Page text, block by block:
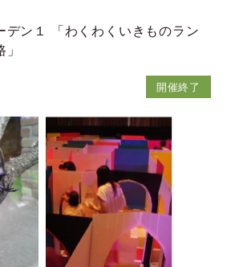
デン１ 「わくわくいきものラン
開催終了